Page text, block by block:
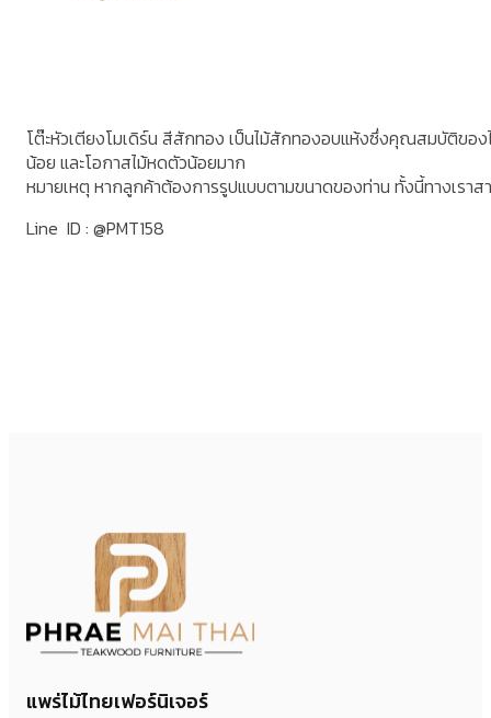
โต๊ะหัวเตียงโมเดิร์น สีสักทอง เป็นไม้สักทองอบแห้งซึ่งคุณสมบัติของ
น้อย และโอกาสไม้หดตัวน้อยมาก
หมายเหตุ หากลูกค้าต้องการรูปแบบตามขนาดของท่าน ทั้งนี้ทางเรา
Line ID : @PMT158
แพร่ไม้ไทยเฟอร์นิเจอร์